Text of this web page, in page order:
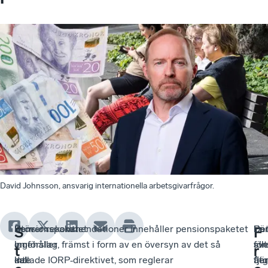
David Johnsson, ansvarig internationella arbetsgivarfrågor.
Som
en
del
S
t
Pensionspaketet
innehåller
inte
Utöver rekommendationer innehåller pensionspaketet
lagförslag, främst i form av en översyn av det så
kallade IORP‑direktivet, som reglerar
F
r
För
allt
fler